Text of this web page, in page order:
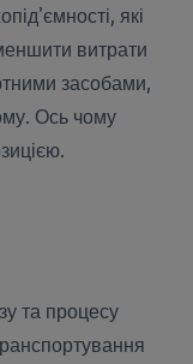
які
витрати
засобами,
Ось чому
та процесу